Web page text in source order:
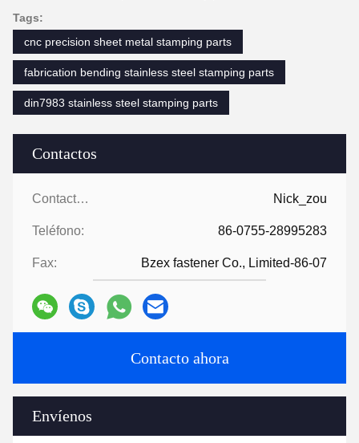
Contactos
Contactos: Nick_zou
Teléfono: 86-0755-28995283
Fax: Bzex fastener Co., Limited-86-07
Contacto ahora
Envíenos
Tags:
cnc precision sheet metal stamping parts
fabrication bending stainless steel stamping parts
din7983 stainless steel stamping parts